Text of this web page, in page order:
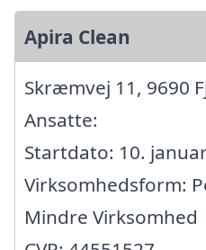
Apira Clean
Skræmvej 11, 9690
Ansatte:
Startdato: 10.
Virksomhedsform:
Mindre Virksomhed